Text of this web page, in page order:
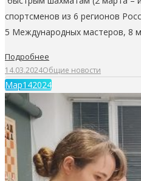
спортсменов из 6 регионов
5 Международных мастеров, 8
Подробнее
14.03.2024Общие новости
Мар142024